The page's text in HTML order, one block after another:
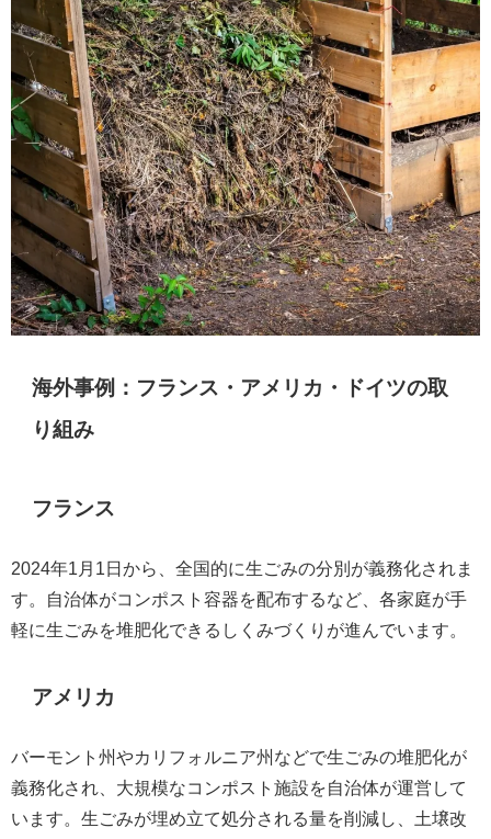
海外事例：フランス・アメリカ・ドイツの取
り組み
フランス
2024年1月1日から、全国的に生ごみの分別が義務化されま
す。自治体がコンポスト容器を配布するなど、各家庭が手
軽に生ごみを堆肥化できるしくみづくりが進んでいます。
アメリカ
バーモント州やカリフォルニア州などで生ごみの堆肥化が
義務化され、大規模なコンポスト施設を自治体が運営して
います。生ごみが埋め立て処分される量を削減し、土壌改